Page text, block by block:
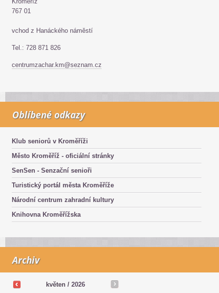
767 01
vchod z Hanáckého náměstí
Tel.: 728 871 826
centrumzachar.km@seznam.cz
Oblíbené odkazy
Klub seniorů v Kroměříži
Město Kroměříž - oficiální stránky
SenSen - Senzační senioři
Turistický portál města Kroměříže
Národní centrum zahradní kultury
Knihovna Kroměřížska
Archiv
květen / 2026